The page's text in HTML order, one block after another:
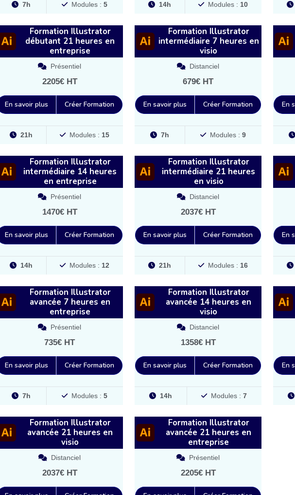
7h Modules :5 14h Modules : 10
Formation Illustrator
débutant 21 heures en
entreprise
Présentiel
2205€ HT
En savoir plus Créer Formation
21h Modules : 15
Formation Illustrator
intermédiaire 7 heures en
visio
Distanciel
679€ HT
En savoir plus Créer Formation
7h Modules :9
En
Formation Illustrator
intermédiaire 14 heures
en entreprise
Présentiel
1470€ HT
En savoir plus Créer Formation
14h Modules : 12
Formation Illustrator
intermédiaire 21 heures
en visio
Distanciel
2037€ HT
En savoir plus Créer Formation
21h Modules : 16
En
Formation Illustrator
avancée 7 heures en
entreprise
Présentiel
735€ HT
En savoir plus Créer Formation
7h Modules :5
Formation Illustrator
avancée 14 heures en
visio
Distanciel
1358€ HT
En savoir plus Créer Formation
14h Modules :7
En
Formation Illustrator
avancée 21 heures en
visio
Distanciel
2037€ HT
Formation Illustrator
avancée 21 heures en
entreprise
Présentiel
2205€ HT